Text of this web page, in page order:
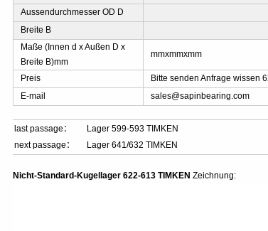
Aussendurchmesser OD D
Breite B
Maße (Innen d x Außen D x
Breite B)mm
mmxmmxmm
Preis
Bitte senden Anfrage wissen
E-mail
sales@sapinbearing.com
last passage：
Lager 599-593 TIMKEN
next passage：
Lager 641/632 TIMKEN
Nicht-Standard-Kugellager 622-613 TIMKEN Zeichnung: